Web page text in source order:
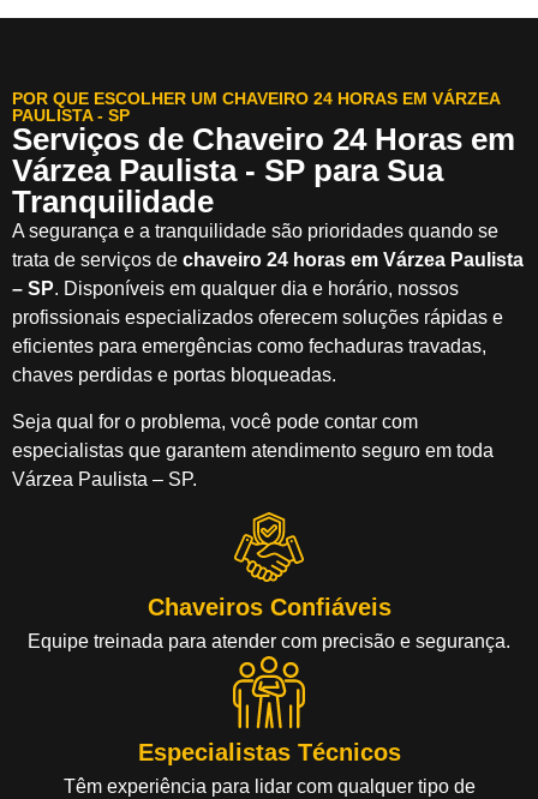
POR QUE ESCOLHER UM CHAVEIRO 24 HORAS EM VÁRZEA
PAULISTA - SP
Serviços de Chaveiro 24 Horas em
Várzea Paulista - SP para Sua
Tranquilidade
A segurança e a tranquilidade são prioridades quando se
trata de serviços de chaveiro 24 horas em Várzea Paulista
– SP. Disponíveis em qualquer dia e horário, nossos
profissionais especializados oferecem soluções rápidas e
eficientes para emergências como fechaduras travadas,
chaves perdidas e portas bloqueadas.
Seja qual for o problema, você pode contar com
especialistas que garantem atendimento seguro em toda
Várzea Paulista – SP.
Chaveiros Confiáveis
Equipe treinada para atender com precisão e segurança.
Especialistas Técnicos
Têm experiência para lidar com qualquer tipo de